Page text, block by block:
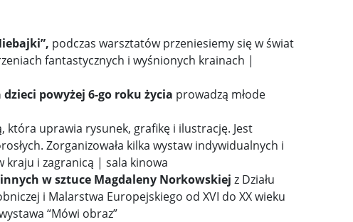
podczas warsztatów przeniesiemy się w świat
fantastycznych i wyśnionych krainach |
powyżej 6-go roku życia prowadzą młode
która uprawia rysunek, grafikę i ilustrację. Jest
Zorganizowała kilka wystaw indywidualnych i
kraju i zagranicą | sala kinowa
w sztuce Magdaleny Norkowskiej z Działu
i Malarstwa Europejskiego od XVI do XX wieku
“Mówi obraz”